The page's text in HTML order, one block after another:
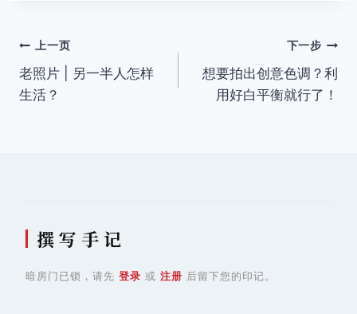
文
章
上一页
老照片 | 另一半人怎样
生活？
下一步
想要拍出创意色调？利
用好白平衡就行了！
撰 写 手 记
暗房门已锁，请先 登录 或 注册 后留下您的印记。